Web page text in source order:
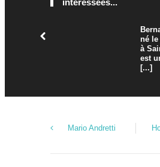
intéressées...
né le
à
est
[...]
Mario Andretti